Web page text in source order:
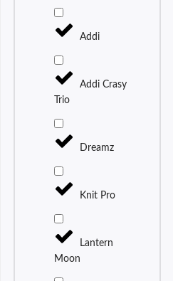
Addi
Addi Crasy
Trio
Dreamz
Knit Pro
Lantern
Moon